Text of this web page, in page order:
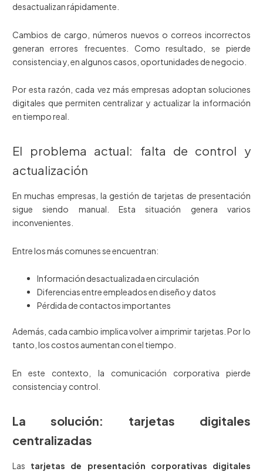
desactualizan rápidamente.
Cambios de cargo, números nuevos o correos incorrectos
generan errores frecuentes. Como resultado, se pierde
consistencia y, en algunos casos, oportunidades de negocio.
Por esta razón, cada vez más empresas adoptan soluciones
digitales que permiten centralizar y actualizar la información
en tiempo real.
El problema actual: falta de control y
actualización
En muchas empresas, la gestión de tarjetas de presentación
sigue siendo manual. Esta situación genera varios
inconvenientes.
Entre los más comunes se encuentran:
Información desactualizada en circulación
Diferencias entre empleados en diseño y datos
Pérdida de contactos importantes
Además, cada cambio implica volver a imprimir tarjetas. Por lo
tanto, los costos aumentan con el tiempo.
En este contexto, la comunicación corporativa pierde
consistencia y control.
La solución: tarjetas digitales
centralizadas
Las tarjetas de presentación corporativas digitales